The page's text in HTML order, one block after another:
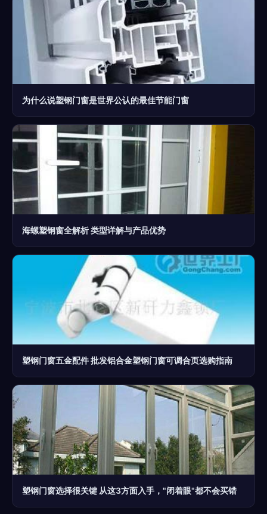
为什么说塑钢门窗是世界公认的最佳节能门窗
海螺塑钢窗全解析 类型详解与产品优势
塑钢门窗五金配件 批发铝合金塑钢门窗可调合页选购指南
塑钢门窗选择很关键 从这3方面入手，"闭着眼"都不会买错